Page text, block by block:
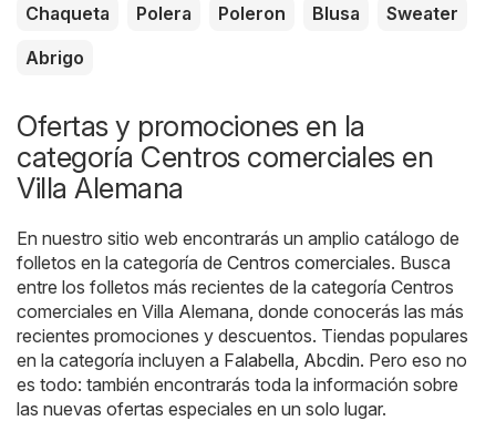
Chaqueta Polera Poleron Blusa
Sweater
Abrigo
Ofertas y promociones en la
categoría Centros comerciales en
Villa Alemana
En nuestro sitio web encontrarás un amplio catálogo de
folletos en la categoría de Centros comerciales. Busca
entre los folletos más recientes de la categoría Centros
comerciales en Villa Alemana, donde conocerás las más
recientes promociones y descuentos. Tiendas populares
en la categoría incluyen a Falabella Abcdin. Pero eso no
es todo: también encontrarás toda la información sobre
las nuevas ofertas especiales en un solo lugar.